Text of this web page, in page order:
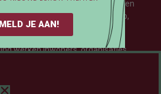
horen en waarderen de mensen
niet tot afstand, maar tot begrip,
eigenaarschap.
werken inwoners, organisaties,
samen en nemen met zijn allen
uitdagingen van vandaag en de
MELD JE AAN!